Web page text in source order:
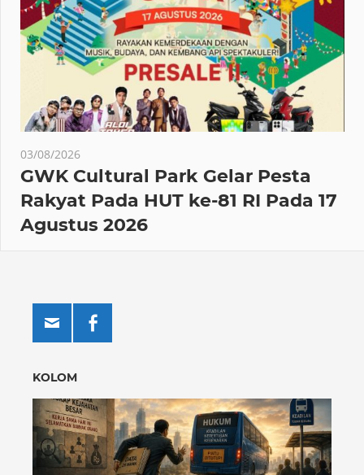
03/08/2026
GWK Cultural Park Gelar Pesta
Rakyat Pada HUT ke-81 RI Pada 17
Agustus 2026
KOLOM